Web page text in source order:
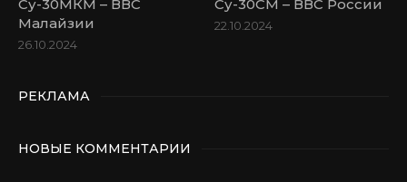
Су-30МКМ – ВВС
Малайзии
26.10.2024
Су-30СМ – ВВС России
22.10.2024
РЕКЛАМА
НОВЫЕ КОММЕНТАРИИ